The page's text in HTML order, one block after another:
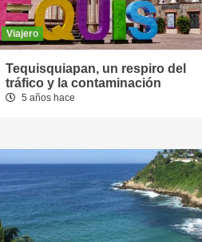
Viajero
Tequisquiapan, un respiro del
tráfico y la contaminación
5 años hace